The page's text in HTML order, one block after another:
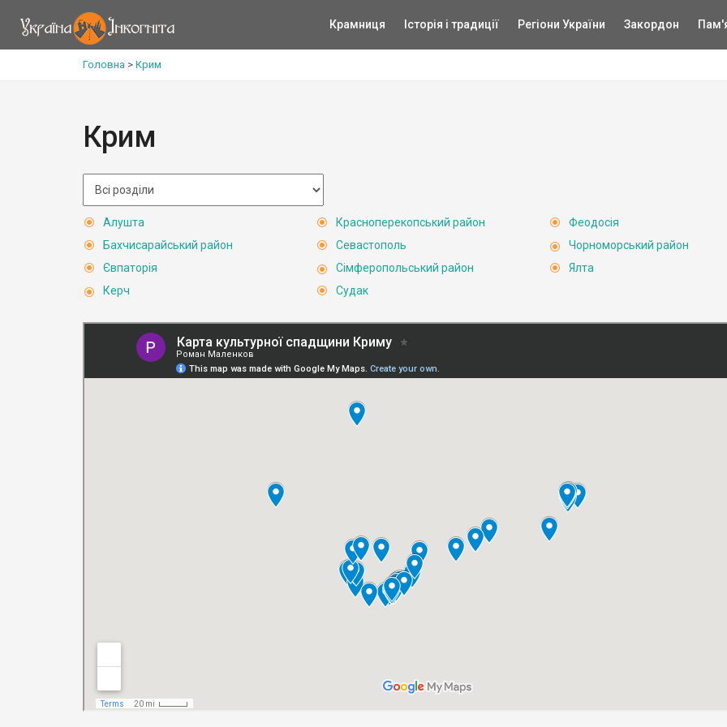
Крамниця Історія і традиції Регіони України Закордон
Головна > Крим
Крим
Алушта
Бахчисарайський район
Євпаторія
Керч
Красноперекопський район
Севастополь
Сімферопольський район
Судак
Феодосія
Чорноморський район
Ялта